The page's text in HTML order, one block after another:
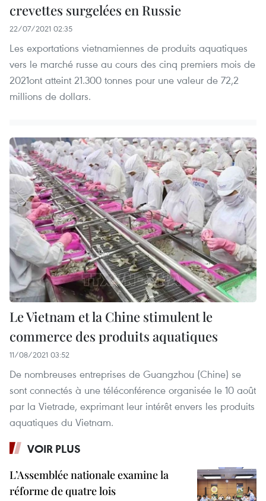
crevettes surgelées en Russie
22/07/2021 02:35
Les exportations vietnamiennes de produits aquatiques
vers le marché russe au cours des cinq premiers mois de
2021ont atteint 21.300 tonnes pour une valeur de 72,2
millions de dollars.
Le Vietnam et la Chine stimulent le
commerce des produits aquatiques
11/08/2021 03:52
De nombreuses entreprises de Guangzhou (Chine) se
sont connectés à une téléconférence organisée le 10 août
par la Vietrade, exprimant leur intérêt envers les produits
aquatiques du Vietnam.
VOIR PLUS
L’Assemblée nationale examine la
réforme de quatre lois